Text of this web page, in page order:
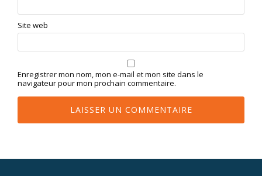
Site web
Enregistrer mon nom, mon e-mail et mon site dans le
navigateur pour mon prochain commentaire.